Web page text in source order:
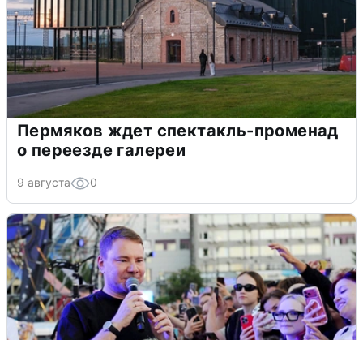
Пермяков ждет спектакль-променад
о переезде галереи
9 августа 0